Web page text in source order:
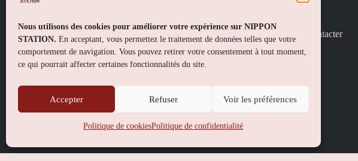
Nous utilisons des cookies pour améliorer votre expérience sur NIPPON
STATION. En acceptant, vous permettez le traitement de données telles que votre
comportement de navigation. Vous pouvez retirer votre consentement à tout moment,
ce qui pourrait affecter certaines fonctionnalités du site.
Accepter Refuser Voir les préférences
Politique de cookiesPolitique de confidentialité
Politique de confidentialité
Politique de cookies (UE)
Nous contacter